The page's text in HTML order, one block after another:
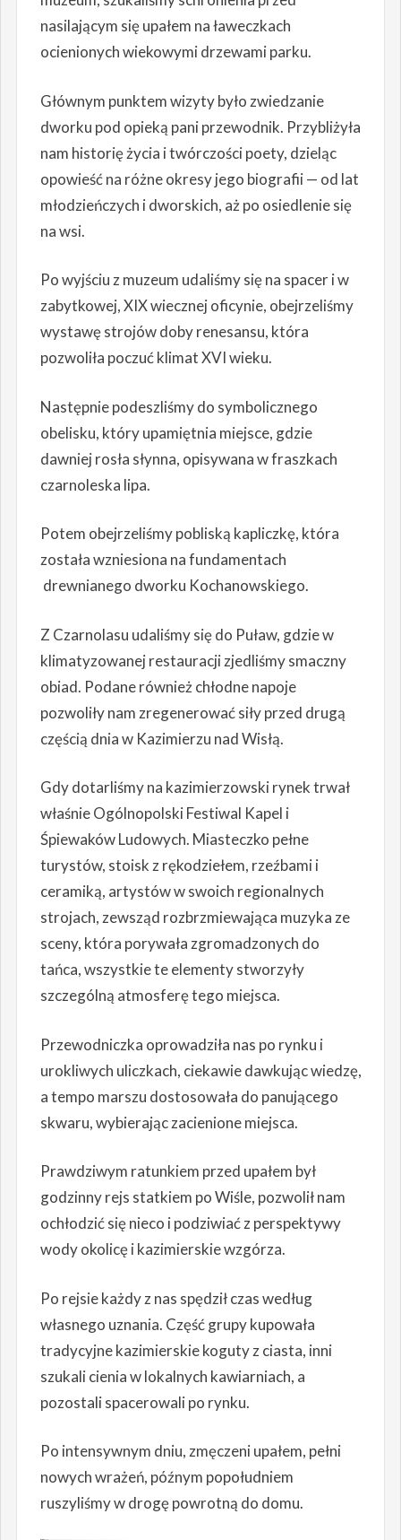
nasilającym się upałem na ławeczkach
ocienionych wiekowymi drzewami parku.
Głównym punktem wizyty było zwiedzanie
dworku pod opieką pani przewodnik. Przybliżyła
nam historię życia i twórczości poety, dzieląc
opowieść na różne okresy jego biografii — od lat
młodzieńczych i dworskich, aż po osiedlenie się
na wsi.
Po wyjściu z muzeum udaliśmy się na spacer i w
zabytkowej, XIX wiecznej oficynie, obejrzeliśmy
wystawę strojów doby renesansu, która
pozwoliła poczuć klimat XVI wieku.
Następnie podeszliśmy do symbolicznego
obelisku, który upamiętnia miejsce, gdzie
dawniej rosła słynna, opisywana w fraszkach
czarnoleska lipa.
Potem obejrzeliśmy pobliską kapliczkę, która
została wzniesiona na fundamentach
drewnianego dworku Kochanowskiego.
Z Czarnolasu udaliśmy się do Puław, gdzie w
klimatyzowanej restauracji zjedliśmy smaczny
obiad. Podane również chłodne napoje
pozwoliły nam zregenerować siły przed drugą
częścią dnia w Kazimierzu nad Wisłą.
Gdy dotarliśmy na kazimierzowski rynek trwał
właśnie Ogólnopolski Festiwal Kapel i
Śpiewaków Ludowych. Miasteczko pełne
turystów, stoisk z rękodziełem, rzeźbami i
ceramiką, artystów w swoich regionalnych
strojach, zewsząd rozbrzmiewająca muzyka ze
sceny, która porywała zgromadzonych do
tańca, wszystkie te elementy stworzyły
szczególną atmosferę tego miejsca.
Przewodniczka oprowadziła nas po rynku i
urokliwych uliczkach, ciekawie dawkując wiedzę,
a tempo marszu dostosowała do panującego
skwaru, wybierając zacienione miejsca.
Prawdziwym ratunkiem przed upałem był
godzinny rejs statkiem po Wiśle, pozwolił nam
ochłodzić się nieco i podziwiać z perspektywy
wody okolicę i kazimierskie wzgórza.
Po rejsie każdy z nas spędził czas według
własnego uznania. Część grupy kupowała
tradycyjne kazimierskie koguty z ciasta, inni
szukali cienia w lokalnych kawiarniach, a
pozostali spacerowali po rynku.
Po intensywnym dniu, zmęczeni upałem, pełni
nowych wrażeń, późnym popołudniem
ruszyliśmy w drogę powrotną do domu.